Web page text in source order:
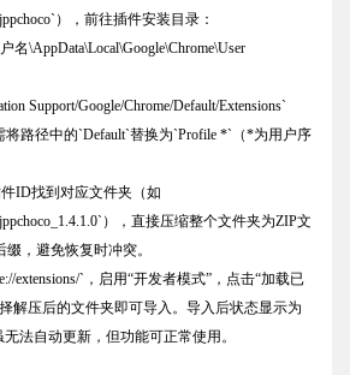
），前往插件安装目录：
名\AppData\Local\Google\Chrome\User
Support/Google/Chrome/Default/Extensions`
将路径中的`Default`替换为`Profile *`（*为用户序
ID找到对应文件夹（如
），直接压缩整个文件夹为ZIP文
，避免恢复时冲突。
extensions/`，启用“开发者模式”，点击“加载已
解压后的文件夹即可导入。导入后状态显示为
法自动更新，但功能可正常使用。